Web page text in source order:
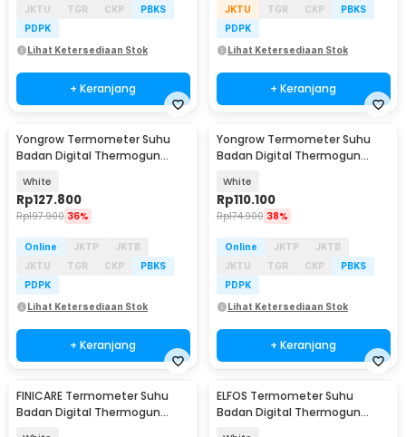
JKTU
TGR CKP
PBKS
PDPK
Lihat Ketersediaan Stok
+ Keranjang
JKTU
TGR CKP
PBKS
PDPK
Lihat Ketersediaan Stok
+ Keranjang
Yongrow Termometer Suhu
Badan Digital Thermogun
White
Rp127.800
Rp197.900 36%
Online JKTP
JKTB
JKTU
TGR CKP
PBKS
PDPK
Lihat Ketersediaan Stok
+ Keranjang
Yongrow Termometer Suhu
Badan Digital Thermogun
White
Rp110.100
Rp174.900 38%
Online JKTP
JKTB
JKTU
TGR CKP
PBKS
PDPK
Lihat Ketersediaan Stok
+ Keranjang
FINICARE Termometer Suhu
Badan Digital Thermogun
ELFOS Termometer Suhu
Badan Digital Thermogun